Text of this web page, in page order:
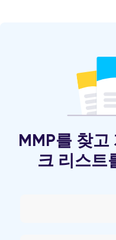
MMP를 찾고
크 리스트